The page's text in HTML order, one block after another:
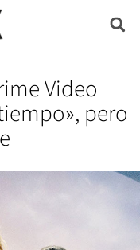
Video
pero